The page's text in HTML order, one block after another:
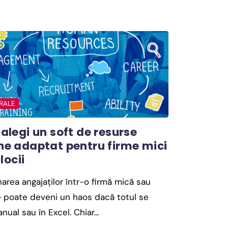
un soft de resurse
adaptat pentru firme mici
angajaților într-o firmă mică sau
poate deveni un haos dacă totul se
sau în Excel. Chiar…